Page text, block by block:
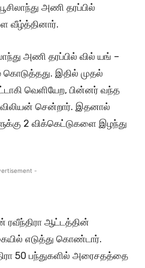
அணி தரப்பில்
வீழ்த்தினார்.
அணி தரப்பில் வில் யங் –
இதில் முதல்
வெளியேற, பின்னர் வந்த
சென்றார். இதனால்
2 விக்கெட்டுகளை இழந்து
-
ரவீந்திரா ஆட்டத்தின்
எடுத்து கொண்டார்.
50 பந்துகளில் அரைசதத்தை